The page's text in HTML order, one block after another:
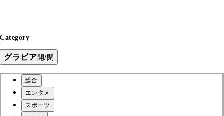
Category
グラビア開/閉
総合
エンタメ
スポーツ